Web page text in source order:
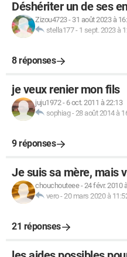
Déshériter un de ses
Zizou4723- 31 août 2023 à
stella177- 1 sept. 2023 à
8 réponses
je veux renier mon fils
juju1972- 6 oct. 2011 à 22:13
sophiag-28 août 2014 à
9 réponses
Je suis sa mère, mais
chouchouteee-24 févr. 2010
vero-20 mars 2020 à
21 réponses